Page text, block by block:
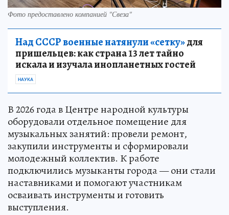
Фото предоставлено компанией "Свеза"
Над СССР военные натянули «сетку»для
пришельцев: как страна 13 лет тайно
искала и изучала инопланетных гостей
НАУКА
В 2026 года в Центре народной культуры
оборудовали отдельное помещение для
музыкальных занятий: провели ремонт,
закупили инструменты и сформировали
молодежный коллектив. К работе
подключились музыканты города — они стали
наставниками и помогают участникам
осваивать инструменты и готовить
выступления.